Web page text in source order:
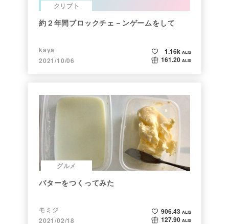
クリプト
約２年間ブロックチェ－ンゲームをして
kaya
2021/10/06
1.16k ALIS
161.20 ALIS
グルメ
バターをつくってみた
モミジ
2021/02/18
906.43 ALIS
127.90 ALIS